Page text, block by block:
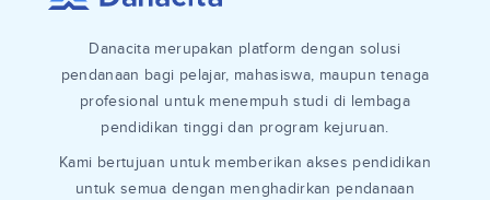
Danacita merupakan platform dengan solusi
pendanaan bagi pelajar, mahasiswa, maupun tenaga
profesional untuk menempuh studi di lembaga
pendidikan tinggi dan program kejuruan.
Kami bertujuan untuk memberikan akses pendidikan
untuk semua dengan menghadirkan pendanaan